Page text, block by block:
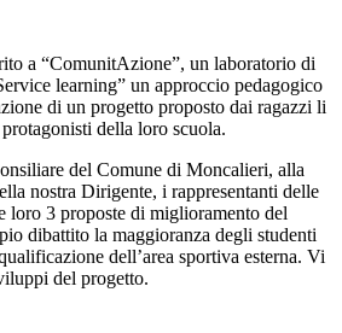
a “ComunitAzione”, un laboratorio di
learning” un approccio pedagogico
di un progetto proposto dai ragazzi li
della loro scuola.
del Comune di Moncalieri, alla
nostra Dirigente, i rappresentanti delle
loro 3 proposte di miglioramento del
dibattito la maggioranza degli studenti
dell’area sportiva esterna. Vi
del progetto.